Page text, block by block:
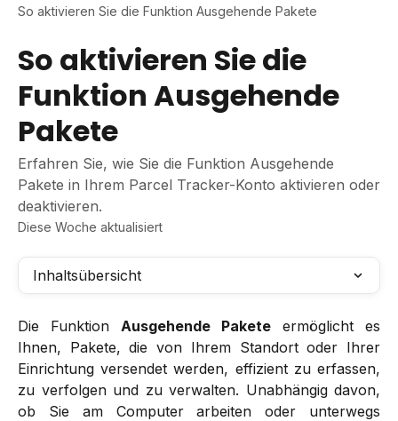
So aktivieren Sie die Funktion Ausgehende Pakete
So aktivieren Sie die
Funktion Ausgehende
Pakete
Erfahren Sie, wie Sie die Funktion Ausgehende
Pakete in Ihrem Parcel Tracker-Konto aktivieren oder
deaktivieren.
Diese Woche aktualisiert
Inhaltsübersicht
Die Funktion Ausgehende Pakete ermöglicht es
Ihnen, Pakete, die von Ihrem Standort oder Ihrer
Einrichtung versendet werden, effizient zu erfassen,
zu verfolgen und zu verwalten. Unabhängig davon,
ob Sie am Computer arbeiten oder unterwegs